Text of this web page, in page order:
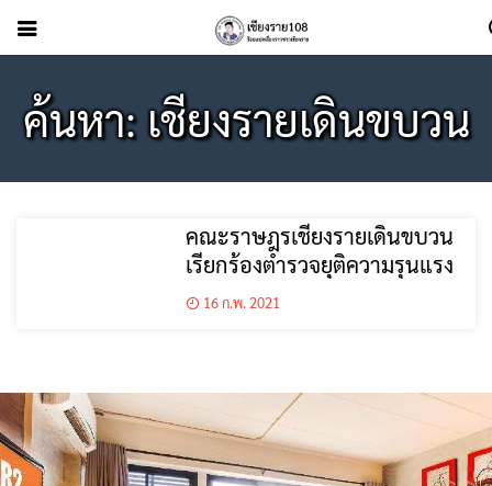
ค้นหา: เชียงรายเดินขบวน
คณะราษฎรเชียงรายเดินขบวน
เรียกร้องตำรวจยุติความรุนแรง
16 ก.พ. 2021